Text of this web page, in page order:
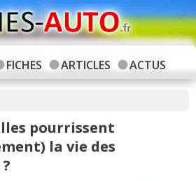
FICHES ARTICLES ACTUS
pourrissent
la vie des